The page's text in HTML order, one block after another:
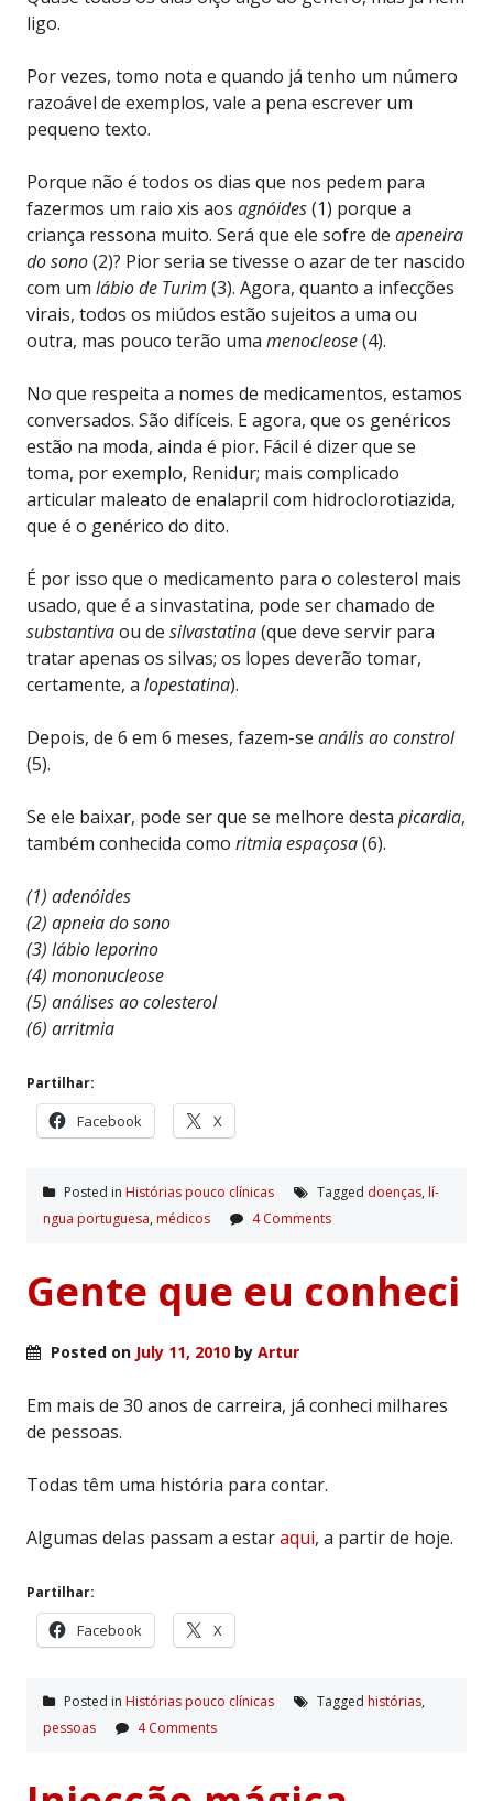
ligo.
Por vezes, tomo nota e quando já tenho um número
razoável de exemplos, vale a pena escrever um
pequeno texto.
Porque não é todos os dias que nos pedem para
fazermos um raio xis aos agnóides(1) porque a
criança ressona muito. Será que ele sofre de apeneira
do sono(2)? Pior seria se tivesse o azar de ter nascido
com um lábio de Turim (3). Agora, quanto a infecções
virais, todos os miúdos estão sujeitos a uma ou
outra, mas pouco terão uma menocleose(4).
No que respeita a nomes de medicamentos, estamos
conversados. São difíceis. E agora, que os genéricos
estão na moda, ainda é pior. Fácil é dizer que se
toma, por exemplo, Renidur; mais complicado
articular maleato de enalapril com hidroclorotiazida,
que é o genérico do dito.
É por isso que o medicamento para o colesterol mais
usado, que é a sinvastatina, pode ser chamado de
substantivaou de silvastatina(que deve servir para
tratar apenas os silvas; os lopes deverão tomar,
certamente, a lopestatina).
Depois, de 6 em 6 meses, fazem-se anális ao constrol
(5).
Se ele baixar, pode ser que se melhore desta picardia,
também conhecida como ritmia espaçosa(6).
(1) adenóides
(2) apneia do sono
(3) lábio leporino
(4) mononucleose
(5) análises ao colesterol
(6) arritmia
Partilhar:
Facebook X
Posted in Histórias pouco clí­nicas Tagged doenças, lí­
ngua portuguesa, médicos 4 Comments
Gente que eu conheci
Posted on July 11, 2010 by Artur
Em mais de 30 anos de carreira, já conheci milhares
de pessoas.
Todas têm uma história para contar.
Algumas delas passam a estaraqui, a partir de hoje.
Partilhar:
Facebook X
Posted in Histórias pouco clí­nicas Tagged histórias,
pessoas
4 Comments